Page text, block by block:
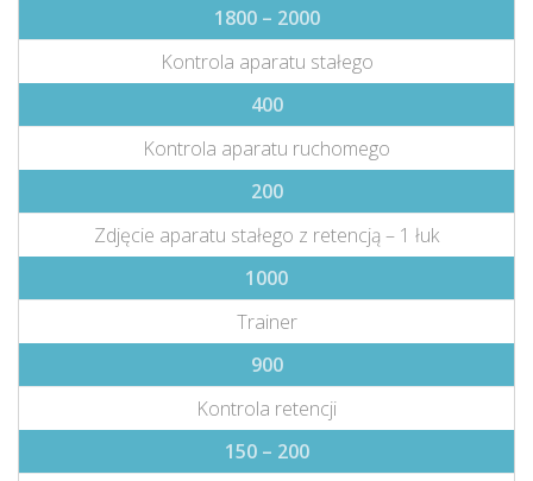
1800 – 2000
Kontrola aparatu stałego
400
Kontrola aparatu ruchomego
200
Zdjęcie aparatu stałego z retencją – 1 łuk
1000
Trainer
900
Kontrola retencji
150 – 200